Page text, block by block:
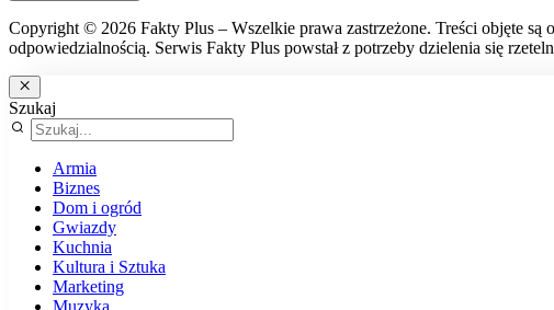
Copyright © 2026 Fakty Plus – Wszelkie prawa zastrzeżone. Treści objęte
odpowiedzialnością. Serwis Fakty Plus powstał z potrzeby dzielenia się
Szukaj
Armia
Biznes
Dom i ogród
Gwiazdy
Kuchnia
Kultura i Sztuka
Marketing